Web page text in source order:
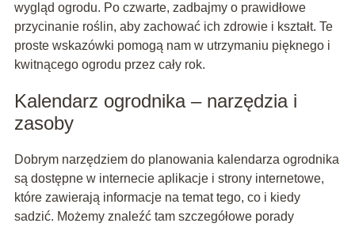
wygląd ogrodu. Po czwarte, zadbajmy o prawidłowe
przycinanie roślin, aby zachować ich zdrowie i kształt. Te
proste wskazówki pomogą nam w utrzymaniu pięknego i
kwitnącego ogrodu przez cały rok.
Kalendarz ogrodnika – narzędzia i
zasoby
Dobrym narzędziem do planowania kalendarza ogrodnika
są dostępne w internecie aplikacje i strony internetowe,
które zawierają informacje na temat tego, co i kiedy
sadzić. Możemy znaleźć tam szczegółowe porady